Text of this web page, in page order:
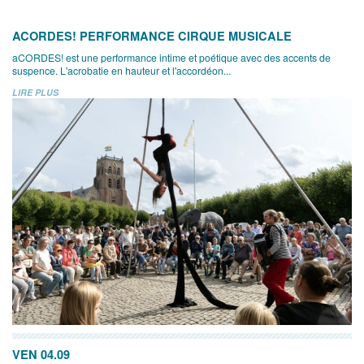
ACORDES! PERFORMANCE CIRQUE MUSICALE
aCORDES! est une performance intime et poétique avec des accents de
suspence. L'acrobatie en hauteur et l'accordéon...
LIRE PLUS
VEN 04.09